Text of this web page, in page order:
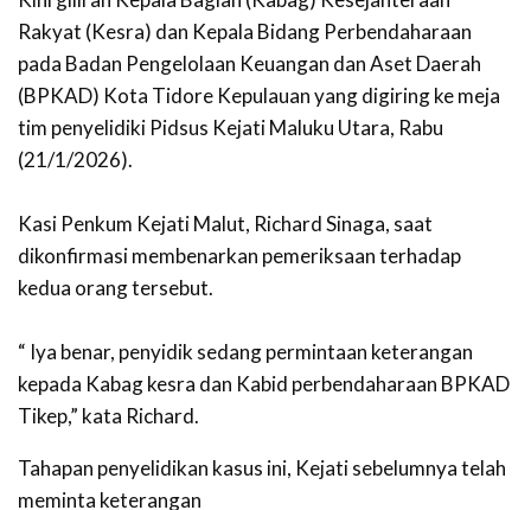
Rakyat (Kesra) dan Kepala Bidang Perbendaharaan
pada Badan Pengelolaan Keuangan dan Aset Daerah
(BPKAD) Kota Tidore Kepulauan yang digiring ke meja
tim penyelidiki Pidsus Kejati Maluku Utara, Rabu
(21/1/2026).
Kasi Penkum Kejati Malut, Richard Sinaga, saat
dikonfirmasi membenarkan pemeriksaan terhadap
kedua orang tersebut.
‎“ Iya benar, penyidik sedang permintaan keterangan
kepada Kabag kesra dan Kabid perbendaharaan BPKAD
Tikep,” kata Richard.
‎Tahapan penyelidikan kasus ini, Kejati sebelumnya telah
meminta keterangan